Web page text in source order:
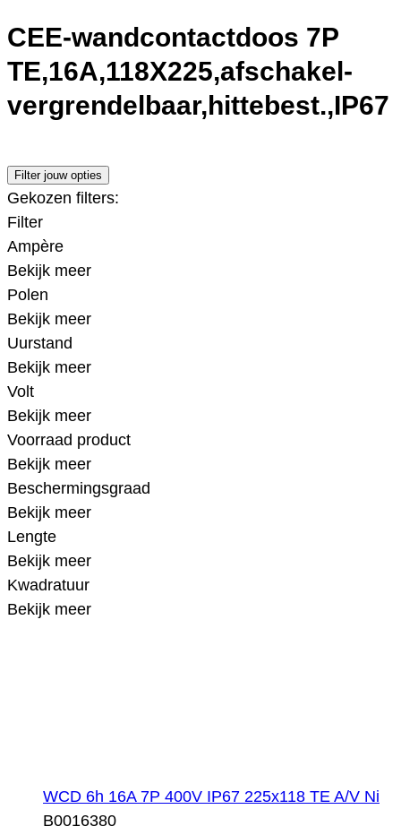
CEE-wandcontactdoos 7P
TE,16A,118X225,afschakel-
vergrendelbaar,hittebest.,IP67
Filter jouw opties
Gekozen filters:
Filter
Ampère
Bekijk meer
Polen
Bekijk meer
Uurstand
Bekijk meer
Volt
Bekijk meer
Voorraad product
Bekijk meer
Beschermingsgraad
Bekijk meer
Lengte
Bekijk meer
Kwadratuur
Bekijk meer
WCD 6h 16A 7P 400V IP67 225x118 TE A/V Ni
B0016380